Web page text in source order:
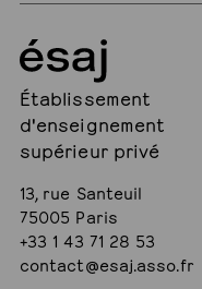
Établissement
d'enseignement
supérieur privé
13, rue Santeuil
75005 Paris
+33 1 43 71 28 53
contact@esaj.asso.fr